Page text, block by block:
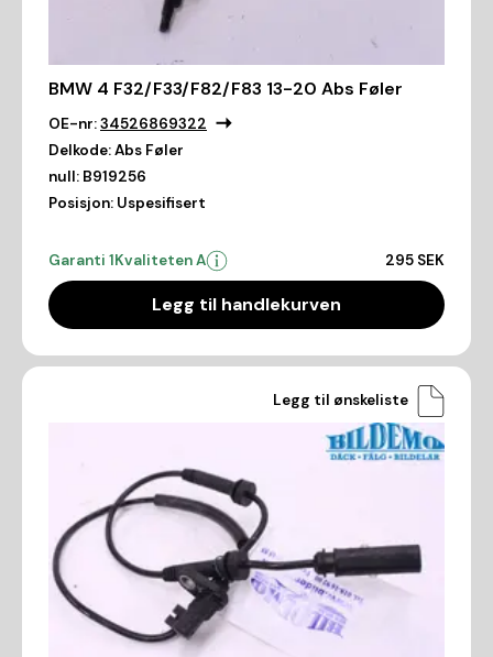
BMW 4 F32/F33/F82/F83 13-20 Abs Føler
OE-nr:34526869322
Delkode:Abs Føler
null: B919256
Posisjon: Uspesifisert
Garanti 1Kvaliteten A 295 SEK
Legg til handlekurven
Legg til ønskeliste